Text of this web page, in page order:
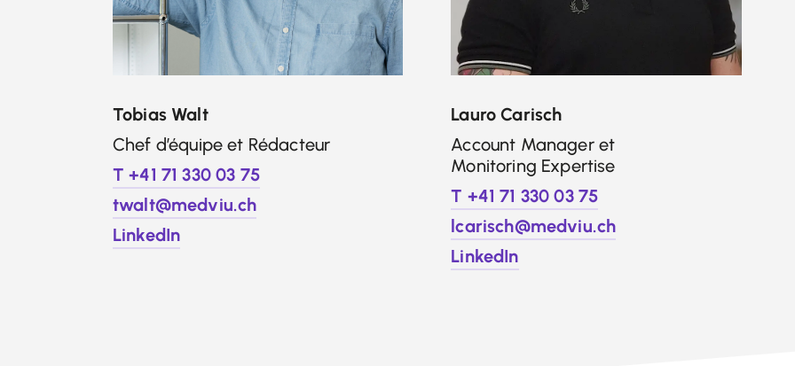
Tobias Walt
Chef d’équipe et Rédacteur
T +41 71 330 03 75
twalt@medviu.ch
LinkedIn
Lauro Carisch
Account Manager et
Monitoring Expertise
T +41 71 330 03 75
lcarisch@medviu.ch
LinkedIn